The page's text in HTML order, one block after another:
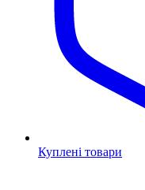
Куплені товари